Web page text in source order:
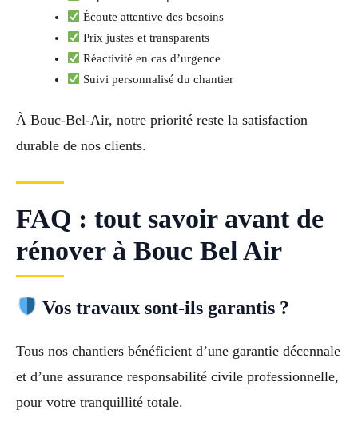
Écoute attentive des besoins
Prix justes et transparents
Réactivité en cas d’urgence
Suivi personnalisé du chantier
À Bouc-Bel-Air, notre priorité reste la satisfaction
durable de nos clients.
FAQ : tout savoir avant de
rénover à Bouc Bel Air
Vos travaux sont-ils garantis ?
Tous nos chantiers bénéficient d’une garantie décennale
et d’une assurance responsabilité civile professionnelle,
pour votre tranquillité totale.